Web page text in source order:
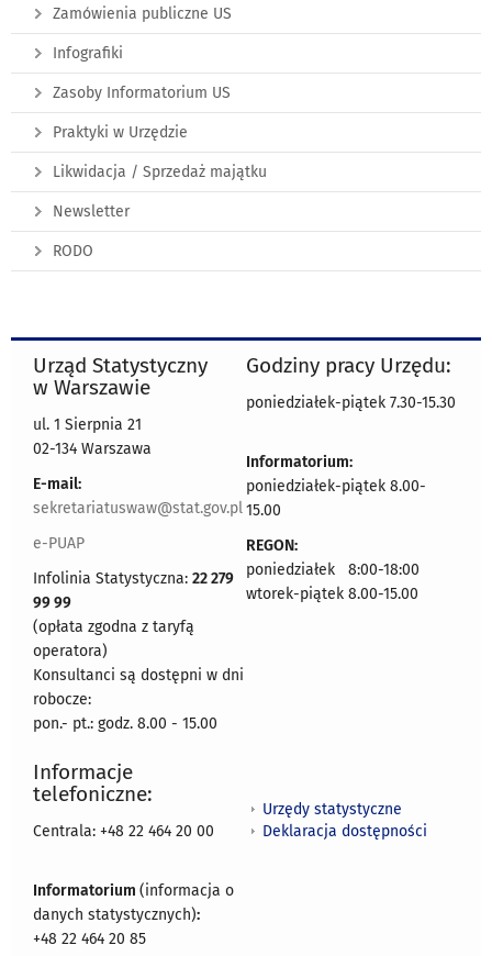
Zamówienia publiczne US
Infografiki
Zasoby Informatorium US
Praktyki w Urzędzie
Likwidacja / Sprzedaż majątku
Newsletter
RODO
Urząd Statystyczny
w Warszawie
ul. 1 Sierpnia 21
02-134 Warszawa
E-mail:
sekretariatuswaw@stat.gov.pl
e-PUAP
Infolinia Statystyczna: 22 279
99 99
(opłata zgodna z taryfą
operatora)
Konsultanci są dostępni w dni
robocze:
pon.- pt.: godz. 8.00 - 15.00
Godziny pracy Urzędu:
poniedziałek-piątek 7.30-15.30
Informatorium:
poniedziałek-piątek 8.00-
15.00
REGON:
poniedziałek 8:00-18:00
wtorek-piątek 8.00-15.00
Informacje
telefoniczne:
Centrala: +48 22 464 20 00
Informatorium (informacja o
danych statystycznych):
+48 22 464 20 85
Urzędy statystyczne
Deklaracja dostępności